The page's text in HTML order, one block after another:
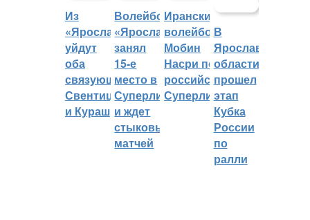
Из
«Ярославича»
уйдут
оба
связующих:
Свентицкис
и Кураш
Волейбольный
«Ярославич»
занял
15-е
место в
Суперлиге
и ждет
стыковых
матчей
Иранский
волейболист
Мобин
Насри покинет
российскую
Суперлигу
В
Ярославской
области
прошел
этап
Кубка
России
по
ралли